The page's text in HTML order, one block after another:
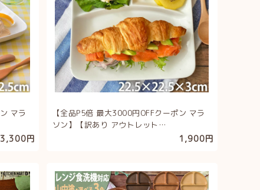
マラ
3,300円
【全品P5倍 最大3000円OFFクーポン マラ
ソン】【訳あり アウトレット…
1,900円